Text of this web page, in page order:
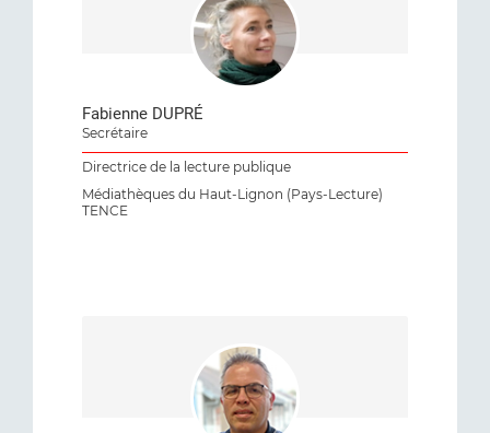
Fabienne DUPRÉ
Secrétaire
Directrice de la lecture publique
Médiathèques du Haut-Lignon (Pays-Lecture)
TENCE